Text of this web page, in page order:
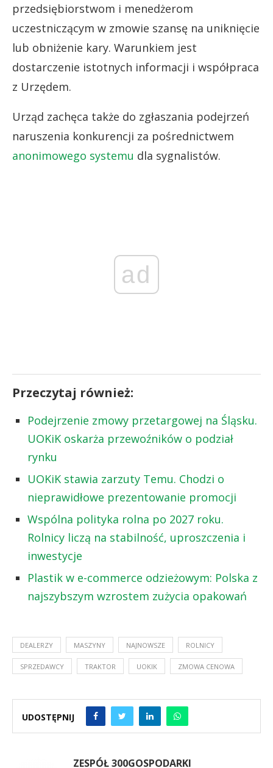
przedsiębiorstwom i menedżerom
uczestniczącym w zmowie szansę na uniknięcie
lub obniżenie kary. Warunkiem jest
dostarczenie istotnych informacji i współpraca
z Urzędem.
Urząd zachęca także do zgłaszania podejrzeń
naruszenia konkurencji za pośrednictwem
anonimowego systemu dla sygnalistów.
ad
Przeczytaj również:
Podejrzenie zmowy przetargowej na Śląsku.
UOKiK oskarża przewoźników o podział
rynku
UOKiK stawia zarzuty Temu. Chodzi o
nieprawidłowe prezentowanie promocji
Wspólna polityka rolna po 2027 roku.
Rolnicy liczą na stabilność, uproszczenia i
inwestycje
Plastik w e-commerce odzieżowym: Polska z
najszybszym wzrostem zużycia opakowań
DEALERZY MASZYNY NAJNOWSZE ROLNICY
SPRZEDAWCY TRAKTOR UOKIK ZMOWA CENOWA
UDOSTĘPNIJ
ZESPÓŁ 300GOSPODARKI